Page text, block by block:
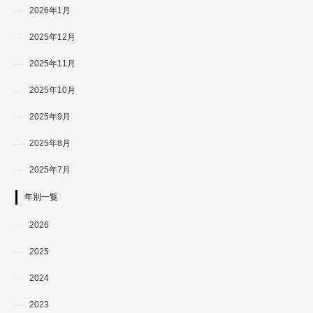
2026年1月
2025年12月
2025年11月
2025年10月
2025年9月
2025年8月
2025年7月
年別一覧
2026
2025
2024
2023